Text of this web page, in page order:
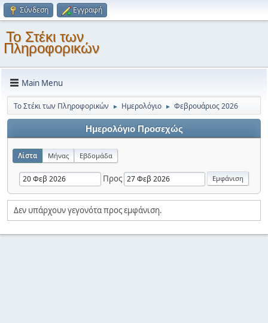
Σύνδεση Εγγραφή
Το Στέκι των
Πληροφορικών
Main Menu
Το Στέκι των Πληροφορικών ► Ημερολόγιο ► Φεβρουάριος 2026
Ημερολόγιο Προσεχώς
Λίστα Μήνας Εβδομάδα
Προς
Δεν υπάρχουν γεγονότα προς εμφάνιση.